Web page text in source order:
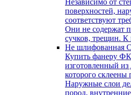
Независимо от
поверхностей,
соответствуют
Они не содержат
сучков, трещин.
Не шлифованная
Купить фанеру
изготовленный из
которого
Наружные слои
пород,